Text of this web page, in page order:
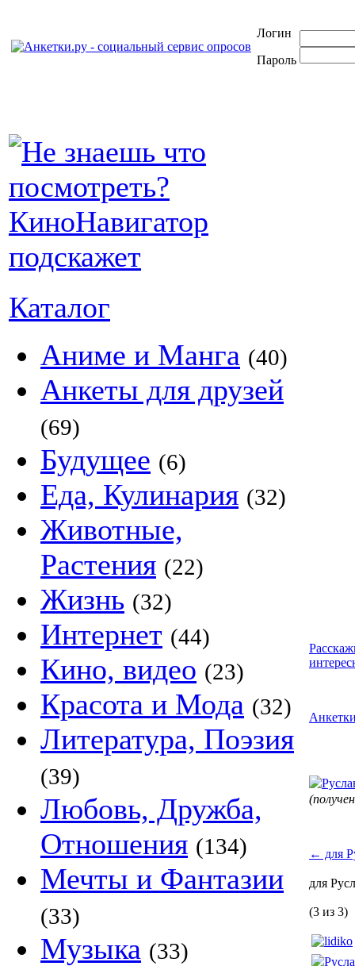
Логин
Пароль
Каталог
Аниме и Манга (40)
Анкеты для друзей
(69)
Будущее (6)
Еда, Кулинария (32)
Животные,
Растения (22)
Жизнь (32)
Интернет (44)
Кино, видео (23)
Красота и Мода (32)
Литература, Поэзия
(39)
Любовь, Дружба,
Отношения (134)
Мечты и Фантазии
(33)
Музыка (33)
← для
для
(3 из 3)